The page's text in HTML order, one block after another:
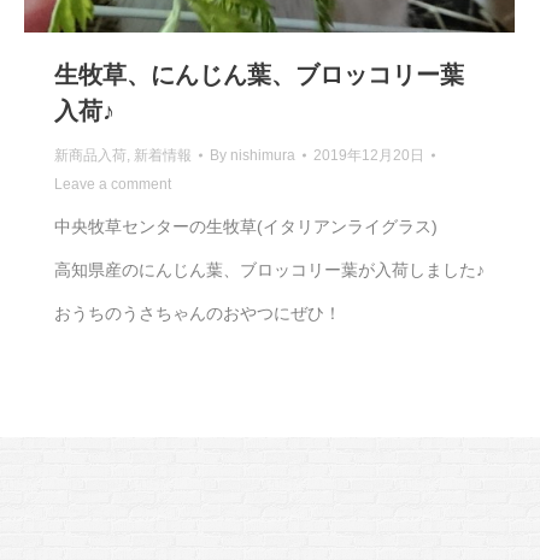
生牧草、にんじん葉、ブロッコリー葉
入荷♪
新商品入荷, 新着情報 By nishimura
2019年12月20日
Leave a comment
中央牧草センターの生牧草(イタリアンライグラス)
高知県産のにんじん葉、ブロッコリー葉が入荷しました♪
おうちのうさちゃんのおやつにぜひ！